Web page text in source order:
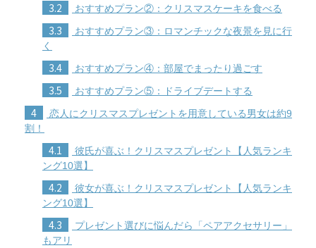
3.2 おすすめプラン②：クリスマスケーキを食べる
3.3
おすすめプラン③：ロマンチックな夜景を見に行
く
3.4 おすすめプラン④：部屋でまったり過ごす
3.5 おすすめプラン⑤：ドライブデートする
4
恋人にクリスマスプレゼントを用意している男女は約9
割！
4.1
彼氏が喜ぶ！クリスマスプレゼント【人気ランキ
ング10選】
4.2
彼女が喜ぶ！クリスマスプレゼント【人気ランキ
ング10選】
4.3
プレゼント選びに悩んだら「ペアアクセサリー」
もアリ